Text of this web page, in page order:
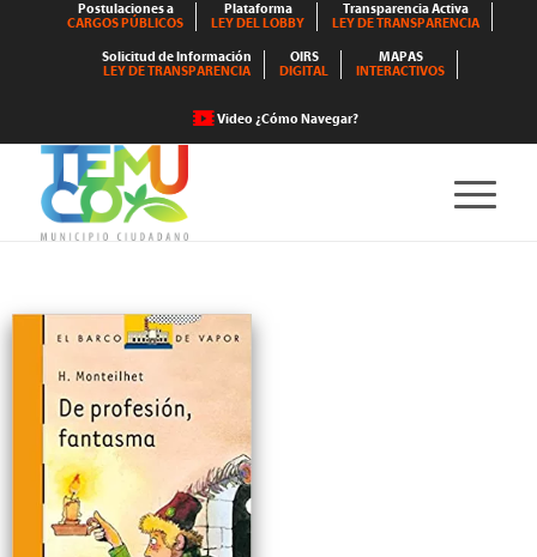
Postulaciones a
CARGOS PÚBLICOS
Plataforma
LEY DEL LOBBY
Transparencia Activa
LEY DE TRANSPARENCIA
Solicitud de Información
LEY DE TRANSPARENCIA
OIRS
DIGITAL
MAPAS
INTERACTIVOS
Video ¿Cómo Navegar?